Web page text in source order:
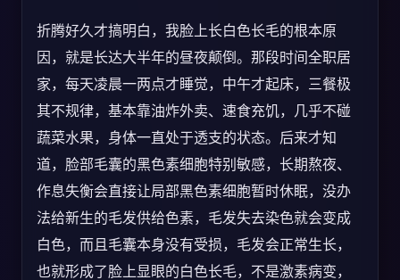
折腾好久才搞明白，我脸上长白色长毛的根本原
因，就是长达大半年的昼夜颠倒。那段时间全职居
家，每天凌晨一两点才睡觉，中午才起床，三餐极
其不规律，基本靠油炸外卖、速食充饥，几乎不碰
蔬菜水果，身体一直处于透支的状态。后来才知
道，脸部毛囊的黑色素细胞特别敏感，长期熬夜、
作息失衡会直接让局部黑色素细胞暂时休眠，没办
法给新生的毛发供给色素，毛发失去染色就会变成
白色，而且毛囊本身没有受损，毛发会正常生长，
也就形成了脸上显眼的白色长毛，不是激素病变，